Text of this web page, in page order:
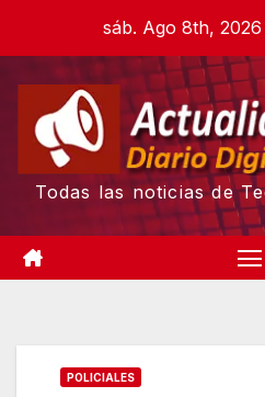
content
sáb. Ago 8th, 2026
Todas las noticias de
POLICIALES